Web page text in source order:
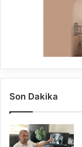
Son Dakika